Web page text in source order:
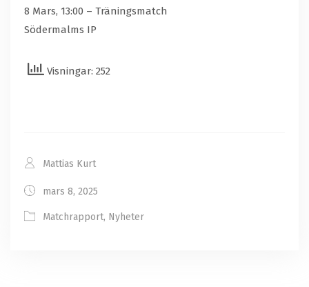
8 Mars, 13:00 – Träningsmatch
Södermalms IP
Visningar: 252
Mattias Kurt
mars 8, 2025
Matchrapport, Nyheter